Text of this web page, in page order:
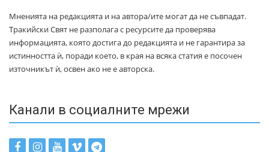
Мненията на редакцията и на автора/ите могат да не съвпадат.
Тракийски Свят не разполага с ресурсите да проверява
информацията, която достига до редакцията и не гарантира за
истинността ѝ, поради което, в края на всяка статия е посочен
източникът ѝ, освен ако не е авторска.
Канали в социалните мрежи